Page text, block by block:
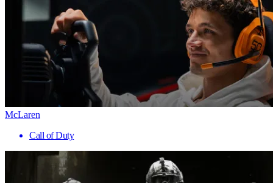
McLaren
Call of Duty